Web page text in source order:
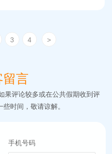
3 4 >
留言
果评论较多或在公共假期收到评
时间，敬请谅解。
手机号码